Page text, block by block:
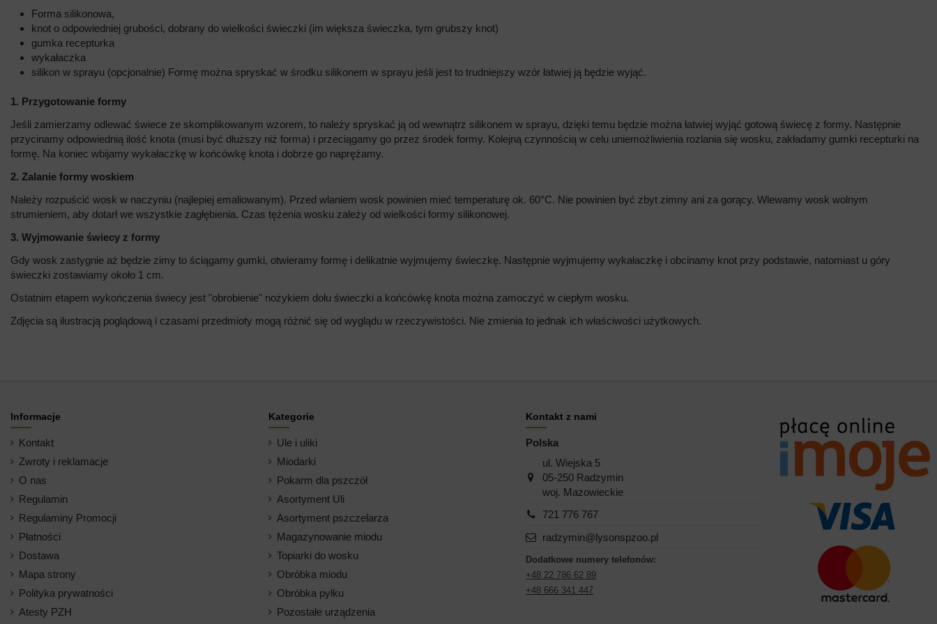
Forma silikonowa,
knot o odpowiedniej grubości, dobrany do wielkości świeczki (im większa świeczka, tym grubszy knot)
gumka recepturka
wykałaczka
silikon w sprayu (opcjonalnie) Formę można spryskać w środku silikonem w sprayu jeśli jest to trudniejszy wzór łatwiej ją będzie wyjąć.
1. Przygotowanie formy
Jeśli zamierzamy odlewać świece ze skomplikowanym wzorem, to należy spryskać ją od wewnątrz silikonem w sprayu, dzięki temu będzie można łatwiej wyjąć gotową świecę z formy. Następnie
przycinamy odpowiednią ilość knota (musi być dłuższy niż forma) i przeciągamy go przez środek formy. Kolejną czynnością w celu uniemożliwienia rozlania się wosku, zakładamy gumki recepturki na
formę. Na koniec wbijamy wykałaczkę w końcówkę knota i dobrze go naprężamy.
2. Zalanie formy woskiem
Należy rozpuścić wosk w naczyniu (najlepiej emaliowanym). Przed wlaniem wosk powinien mieć temperaturę ok. 60°C. Nie powinien być zbyt zimny ani za gorący. Wlewamy wosk wolnym
strumieniem, aby dotarł we wszystkie zagłębienia. Czas tężenia wosku zależy od wielkości formy silikonowej.
3. Wyjmowanie świecy z formy
Gdy wosk zastygnie aż będzie zimy to ściągamy gumki, otwieramy formę i delikatnie wyjmujemy świeczkę. Następnie wyjmujemy wykałaczkę i obcinamy knot przy podstawie, natomiast u góry
świeczki zostawiamy około 1 cm.
Ostatnim etapem wykończenia świecy jest "obrobienie" nożykiem dołu świeczki a końcówkę knota można zamoczyć w ciepłym wosku.
Zdjęcia są ilustracją poglądową i czasami przedmioty mogą różnić się od wyglądu w rzeczywistości. Nie zmienia to jednak ich właściwości użytkowych.
Informacje
Kontakt
Zwroty i reklamacje
O nas
Regulamin
Regulaminy Promocji
Płatności
Dostawa
Mapa strony
Polityka prywatności
Atesty PZH
Kategorie
Ule i uliki
Miodarki
Pokarm dla pszczół
Asortyment Uli
Asortyment pszczelarza
Magazynowanie miodu
Topiarki do wosku
Obróbka miodu
Obróbka pyłku
Pozostałe urządzenia
Kontakt z nami
Polska
ul. Wiejska 5
05-250 Radzymin
woj. Mazowieckie
721 776 767
radzymin@lysonspzoo.pl
Dodatkowe numery telefonów:
+48 22 786 62 89
+48 666 341 447